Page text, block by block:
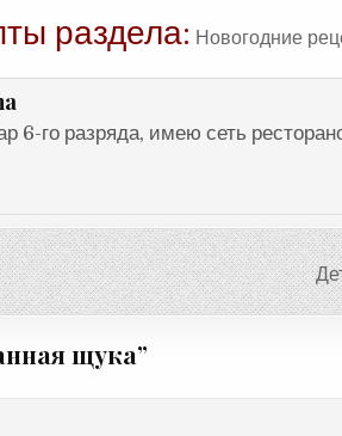
раздела: Новогодние
6-го разряда, имею сеть
щука”